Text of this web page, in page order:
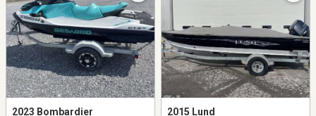
2023 Bombardier 2015 Lund